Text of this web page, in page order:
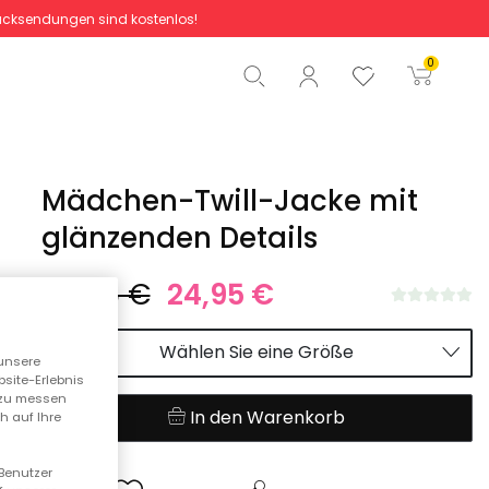
sind kostenlos!
0
Gesamtbetrag 0,00 €
Start der Bestellung
Mädchen-Twill-Jacke mit
glänzenden Details
49,95 € 24,95 €
Wählen Sie eine Größe
In den Warenkorb
Erlebnis
messen
auf Ihre